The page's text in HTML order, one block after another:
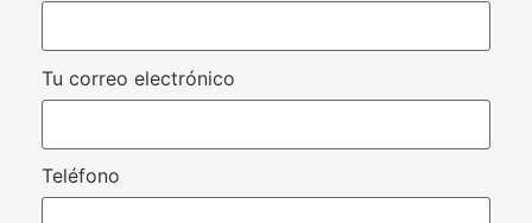
Tu correo electrónico
Teléfono